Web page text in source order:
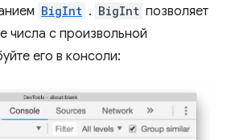
BigInt . BigInt позволяет
числа с произвольной
его в консоли: